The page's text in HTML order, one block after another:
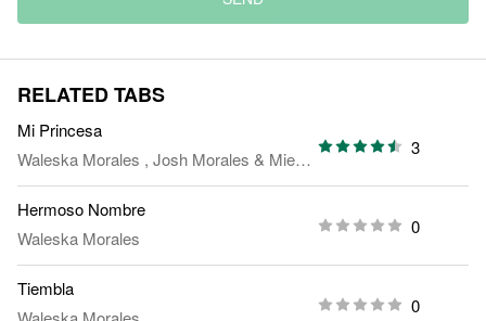
RELATED TABS
Mi Princesa
Waleska Morales , Josh Morales & Miel San Marcos
3
Hermoso Nombre
Waleska Morales
0
Tiembla
0